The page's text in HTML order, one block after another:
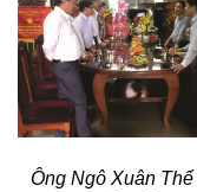
Ông Ngô Xuân Thế